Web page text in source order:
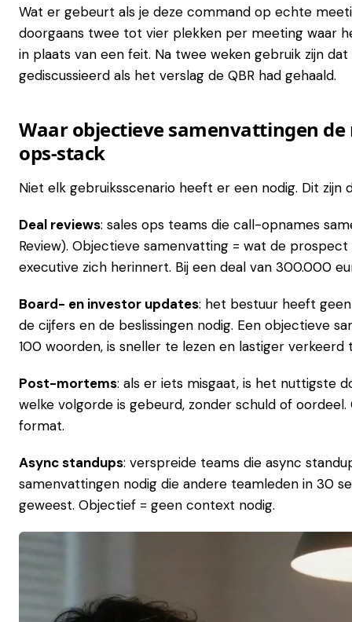
Wat er gebeurt als je deze command op echte
doorgaans twee tot vier plekken per meeting waar
in plaats van een feit. Na twee weken gebruik zijn
gediscussieerd als het verslag de QBR had gehaald.
Waar objectieve samenvattingen
ops-stack
Niet elk gebruiksscenario heeft er een nodig. Dit zijn
Deal reviews: sales ops teams die call-opnames
Review). Objectieve samenvatting = wat de
executive zich herinnert. Bij een deal van 300.000
Board- en investor updates: het bestuur heeft
de cijfers en de beslissingen nodig. Een objectieve
100 woorden, is sneller te lezen en lastiger verkeerd
Post-mortems: als er iets misgaat, is het nuttigste
welke volgorde is gebeurd, zonder schuld of
format.
Async standups: verspreide teams die async
samenvattingen nodig die andere teamleden in 30
geweest. Objectief = geen context nodig.